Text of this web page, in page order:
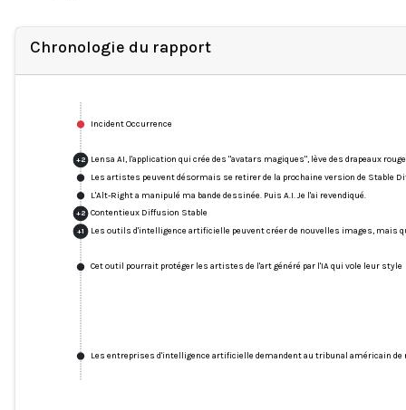
Chronologie du rapport
Incident Occurrence
+2 Lensa AI, l'application qui crée des "avatars magiques", lève des drapeaux
Les artistes peuvent désormais se retirer de la prochaine version de Stable
L'Alt-Right a manipulé ma bande dessinée. Puis A.I. Je l'ai revendiqué.
+2 Contentieux Diffusion Stable
+1 Les outils d'intelligence artificielle peuvent créer de nouvelles images, mais
Cet outil pourrait protéger les artistes de l'art généré par l'IA qui vole leur style
Les entreprises d'intelligence artificielle demandent au tribunal américain